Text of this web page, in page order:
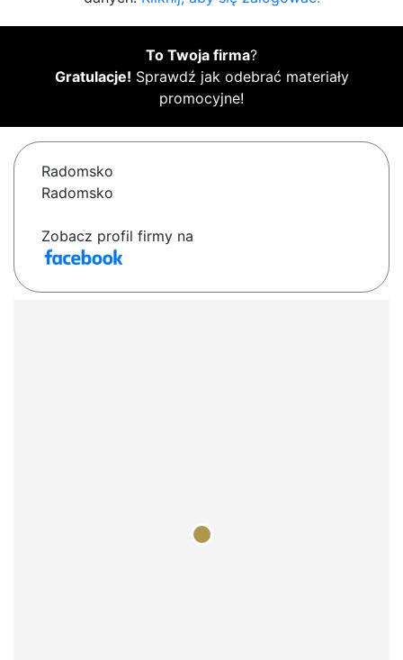
To Twoja firma?
Gratulacje! Sprawdź jak odebrać materiały
promocyjne!
Radomsko
Radomsko
Zobacz profil firmy na